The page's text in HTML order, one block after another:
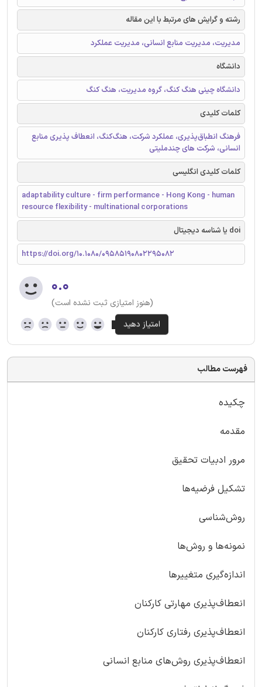
رشته و گرایش های مرتبط با این مقاله
مدیریت، مدیریت منابع انسانی، مدیریت عملکرد
دانشگاه
دانشگاه چینی هنگ کنگ، گروه مدیریت، هنگ کنگ
کلمات کلیدی
فرهنگ انطباق‌پذیری، عملکرد شرکت، هنگ‌کنگ، انعطاف پذیری منابع
انسانی، شرکت های چندملیتی
کلمات کلیدی انگلیسی
adaptability culture - firm performance - Hong Kong - human
resource flexibility - multinational corporations
doi یا شناسه دیجیتال
https://doi.org/10.1080/09585190802295082
۰.۰
(هنوز امتیازی ثبت نشده است)
فهرست مطالب
چکیده
مقدمه
مرور ادبیات تحقیق
تشکیل فرضیه‌ها
روش‌شناسی
نمونه‌ها و روش‌ها
اندازه‌گیری متغییرها
انعطاف‌پذیری مهارتی کارکنان
انعطاف‌پذیری رفتاری کارکنان
انعطاف‌پذیری روش‌های منابع انسانی